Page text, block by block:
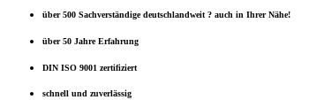
über 500 Sachverständige deutschlandweit ? auch in Ihrer Nähe!
über 50 Jahre Erfahrung
DIN ISO 9001 zertifiziert
schnell und zuverlässig